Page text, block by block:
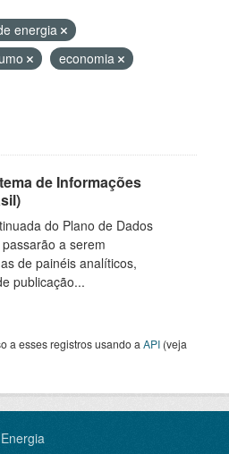
energia
economia
de Informações
do Plano de Dados
a serem
de painéis analíticos,
publicação...
a esses registros usando a API (veja